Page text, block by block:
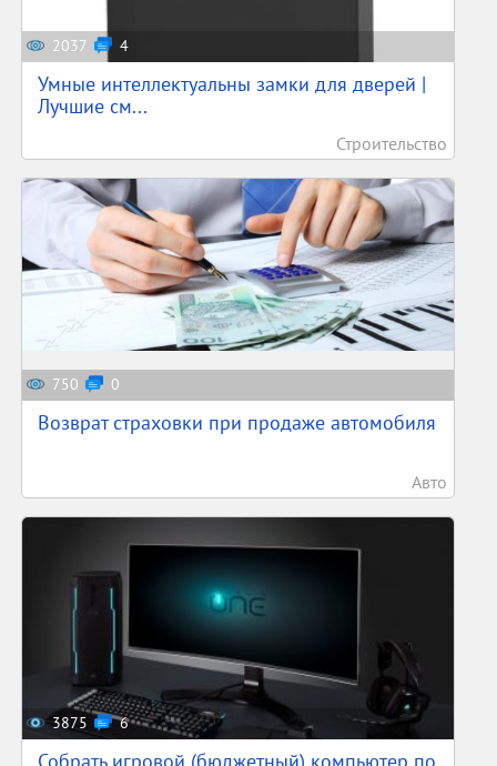
2037 4
Умные интеллектуальны замки для дверей |
Лучшие см...
Строительство
750 0
Возврат страховки при продаже автомобиля
Авто
3875 6